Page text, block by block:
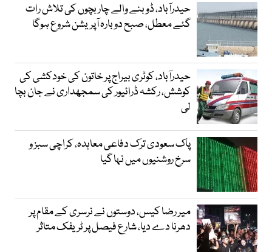
حیدرآباد، ڈوبنے والے چار بچوں کی تلاش رات
گئے معطل، صبح دوبارہ آپریشن شروع ہوگا
حیدرآباد، کوٹری بیراج پر خاتون کی خودکشی کی
کوشش، رکشہ ڈرائیور کی سمجھداری نے جان بچا
لی
پاک سعودی ترک دفاعی معاہدہ، کراچی سبز و
سرخ روشنیوں میں نہا گیا
میر رضا کیس، دوستوں نے نرسری کے مقام پر
دھرنا دے دیا، شارع فیصل پر ٹریفک متاثر